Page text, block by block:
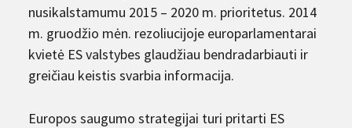
nusikalstamumu 2015 – 2020 m. prioritetus. 2014
m. gruodžio mėn. rezoliucijoje europarlamentarai
kvietė ES valstybes glaudžiau bendradarbiauti ir
greičiau keistis svarbia informacija.
Europos saugumo strategijai turi pritarti ES